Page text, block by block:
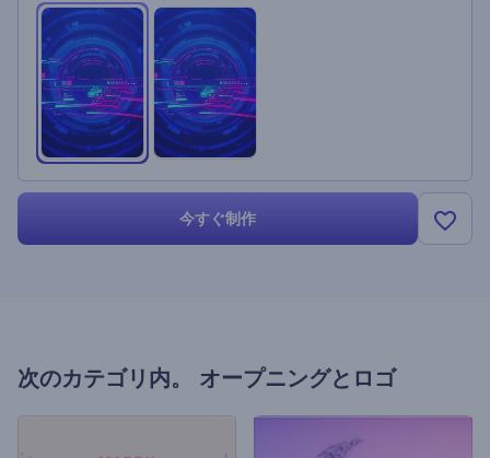
今すぐ制作
次のカテゴリ内。 オープニングとロゴ